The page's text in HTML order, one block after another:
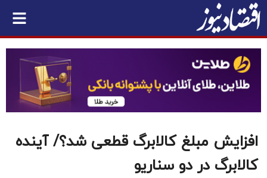
افزایش مبلغ کالابرگ قطعی شد؟/ آینده
کالابرگ در دو سناریو